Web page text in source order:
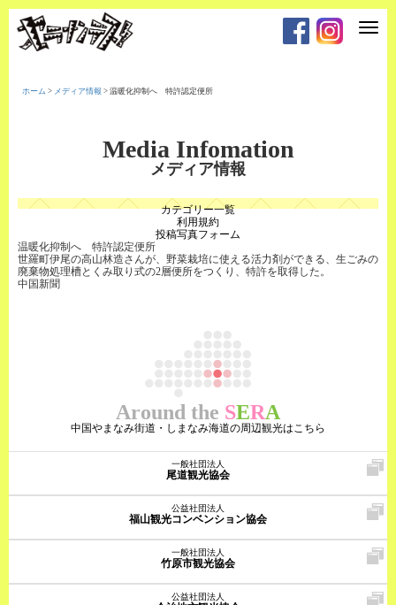
T
o
n
ホーム > メディア情報 > 温暖化抑制へ 特許認定便所
Media Infomation
メディア情報
カテゴリー一覧
利用規約
投稿写真フォーム
温暖化抑制へ 特許認定便所
世羅町伊尾の高山林造さんが、野菜栽培に使える活力剤ができる、生ごみの
廃棄物処理槽とくみ取り式の2層便所をつくり、特許を取得した。
中国新聞
Around the SERA
中国やまなみ街道・しまなみ海道の周辺観光はこちら
一般社団法人
尾道観光協会
公益社団法人
福山観光コンベンション協会
一般社団法人
竹原市観光協会
公益社団法人